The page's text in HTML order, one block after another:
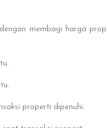
membagi harga
properti dipenuhi.